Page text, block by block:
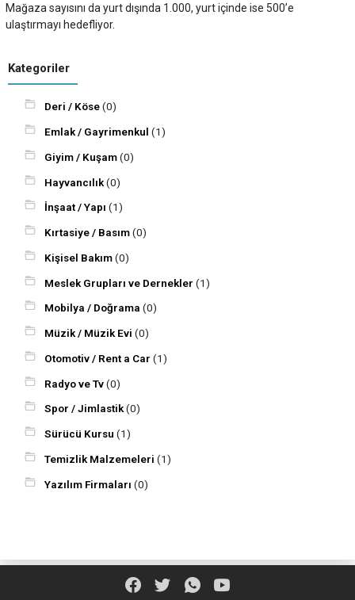
Mağaza sayısını da yurt dışında 1.000, yurt içinde ise 500’e
ulaştırmayı hedefliyor.
Kategoriler
Deri / Köse(0)
Emlak / Gayrimenkul(1)
Giyim / Kuşam(0)
Hayvancılık(0)
İnşaat / Yapı(1)
Kırtasiye / Basım(0)
Kişisel Bakım(0)
Meslek Grupları ve Dernekler(1)
Mobilya / Doğrama(0)
Müzik / Müzik Evi(0)
Otomotiv / Rent a Car(1)
Radyo ve Tv(0)
Spor / Jimlastik(0)
Sürücü Kursu(1)
Temizlik Malzemeleri(1)
Yazılım Firmaları(0)